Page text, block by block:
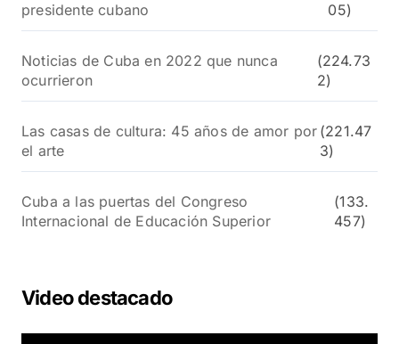
presidente cubano
05)
Noticias de Cuba en 2022 que nunca
ocurrieron
(224.73
2)
Las casas de cultura: 45 años de amor por
el arte
(221.47
3)
Cuba a las puertas del Congreso
Internacional de Educación Superior
(133.
457)
Video destacado